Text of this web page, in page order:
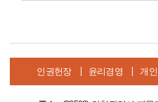
인권헌장 윤리경영 개